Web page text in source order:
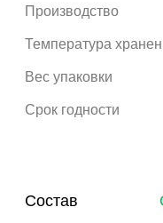
Производство
Температура
Вес упаковки
Срок годности
Состав